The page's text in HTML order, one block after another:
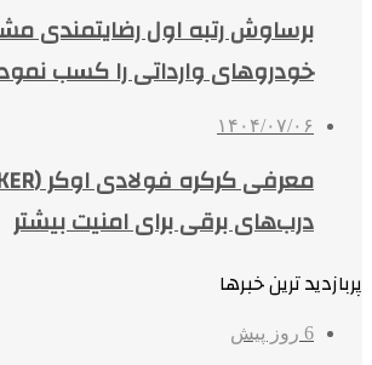
برساوش رتبه اول رضایتمندی
خودروهای وارداتی را کسب
۱۴۰۴/۰۷/۰۶
درب‌های برقی برای امنیت بیشتر
پربازدید ترین خبرها
6 روز پیش